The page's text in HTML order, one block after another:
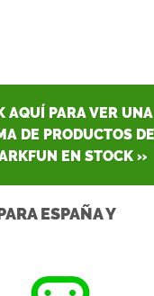
AQUÍ PARA VER
DE PRODUCTOS DE
EN STOCK »
ESPAÑA Y